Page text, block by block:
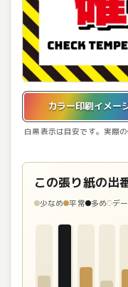
カラー印刷イメー
白黒表示は目安です。実際
カラー印刷イメー
この張り紙の出
少なめ 平常 多め デ